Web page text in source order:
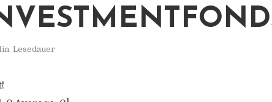
Lesedauer